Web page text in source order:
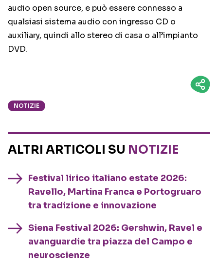
audio open source, e può essere connesso a
qualsiasi sistema audio con ingresso CD o
auxiliary, quindi allo stereo di casa o all’impianto
DVD.
NOTIZIE
ALTRI ARTICOLI SU NOTIZIE
Festival lirico italiano estate 2026:
Ravello, Martina Franca e Portogruaro
tra tradizione e innovazione
Siena Festival 2026: Gershwin, Ravel e
avanguardie tra piazza del Campo e
neuroscienze